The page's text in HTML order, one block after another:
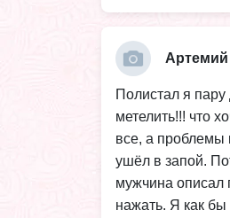
Артемий
Полистал я
метелить!!! что
все, а проблемы
ушёл в запой.
мужчина описал
нажать. Я как бы